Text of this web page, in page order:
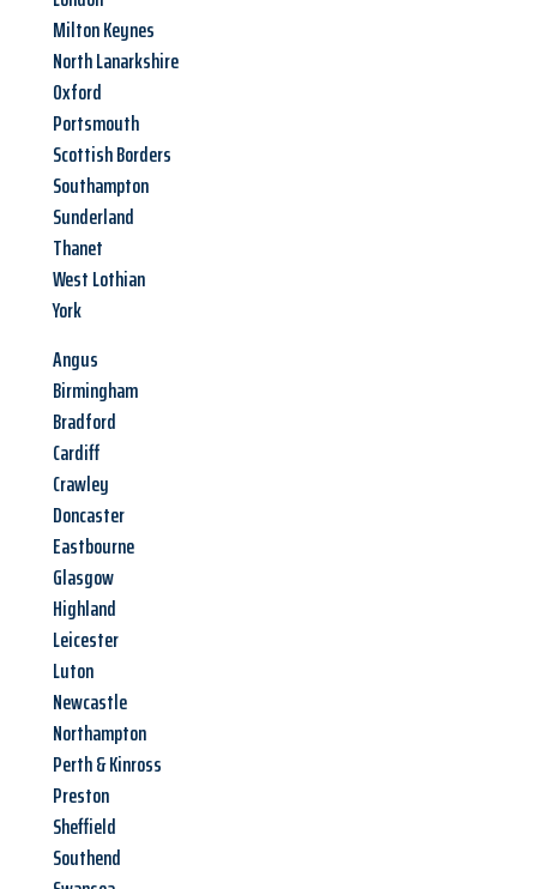
Milton Keynes
North Lanarkshire
Oxford
Portsmouth
Scottish Borders
Southampton
Sunderland
Thanet
West Lothian
York
Angus
Birmingham
Bradford
Cardiff
Crawley
Doncaster
Eastbourne
Glasgow
Highland
Leicester
Luton
Newcastle
Northampton
Perth & Kinross
Preston
Sheffield
Southend